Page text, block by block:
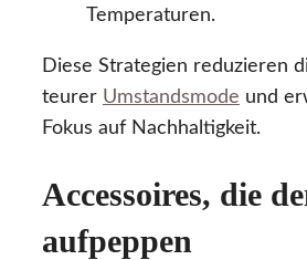
Temperaturen.
Diese Strategien reduzieren
teurer Umstandsmode und
Fokus auf Nachhaltigkeit.
Accessoires, die
aufpeppen